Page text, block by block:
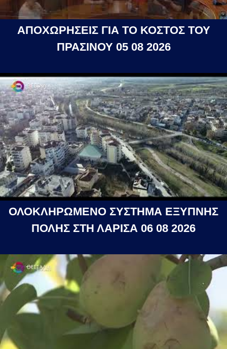
ΑΠΟΧΩΡΗΣΕΙΣ ΓΙΑ ΤΟ ΚΟΣΤΟΣ ΤΟΥ
ΠΡΑΣΙΝΟΥ 05 08 2026
ΟΛΟΚΛΗΡΩΜΕΝΟ ΣΥΣΤΗΜΑ ΕΞΥΠΝΗΣ
ΠΟΛΗΣ ΣΤΗ ΛΑΡΙΣΑ 06 08 2026